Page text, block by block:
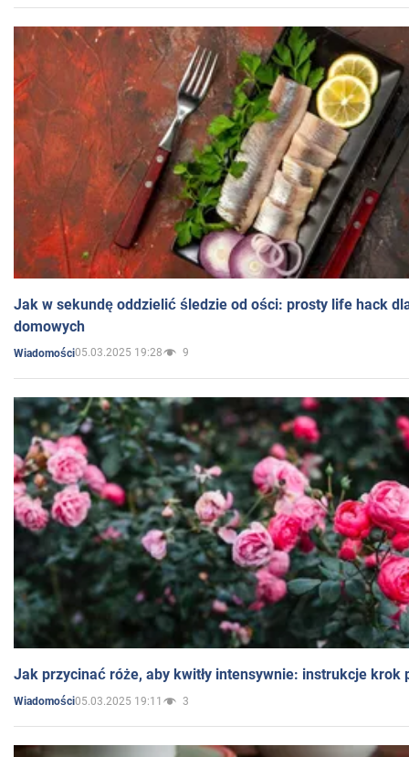
Jak w sekundę oddzielić śledzie od ości: prosty life hack
domowych
Wiadomości05.03.2025 19:28 9
Jak przycinać róże, aby kwitły intensywnie: instrukcje krok
Wiadomości05.03.2025 19:11 3